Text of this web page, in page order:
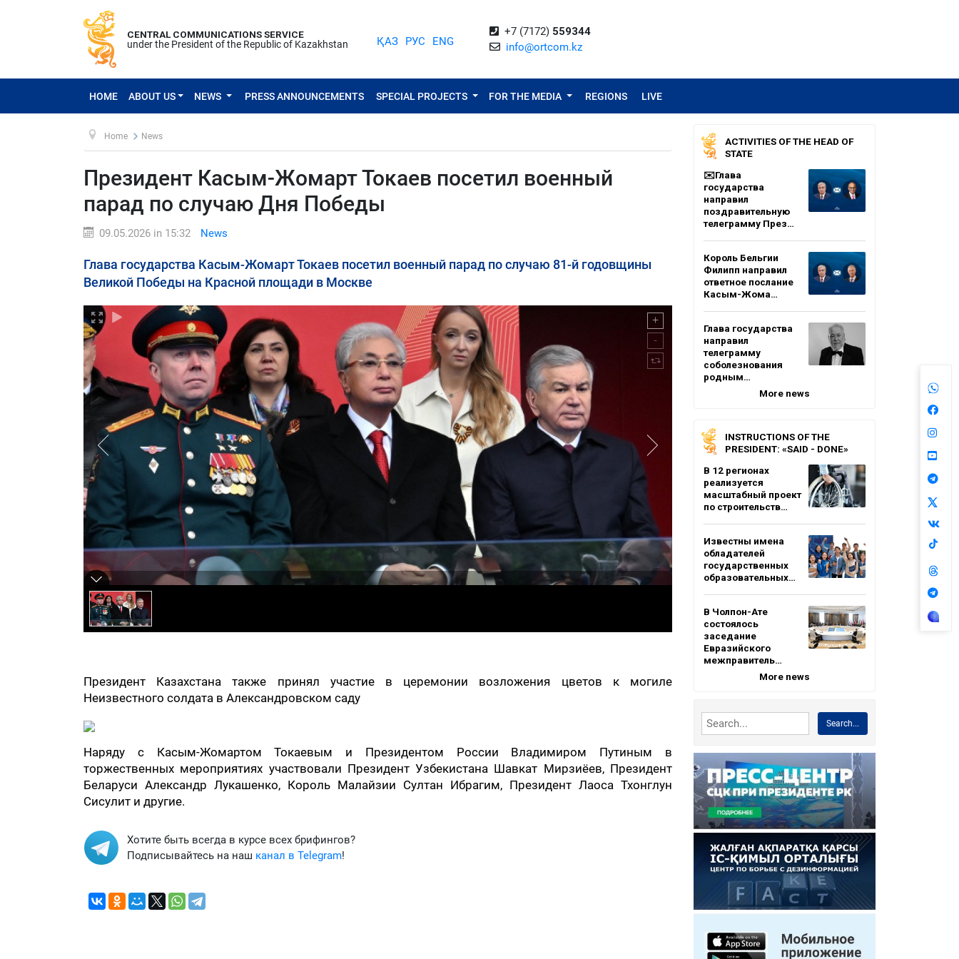
CENTRAL COMMUNICATIONS SERVICE
under the President of the Republic of Kazakhstan
ҚАЗ РУС ENG
+7 (7172) 559344
info@ortcom.kz
HOME ABOUT US NEWS PRESS ANNOUNCEMENTS SPECIAL PROJECTS FOR THE MEDIA REGIONS LIVE
Home News
Президент Касым-Жомарт Токаев посетил военный
парад по случаю Дня Победы
09.05.2026 in 15:32 News
Глава государства Касым-Жомарт Токаев посетил военный парад по случаю 81-й годовщины
Великой Победы на Красной площади в Москве
Президент Казахстана также принял участие в церемонии возложения цветов к могиле
Неизвестного солдата в Александровском саду
Наряду с Касым-Жомартом Токаевым и Президентом России Владимиром Путиным в
торжественных мероприятиях участвовали Президент Узбекистана Шавкат Мирзиёев, Президент
Беларуси Александр Лукашенко, Король Малайзии Султан Ибрагим, Президент Лаоса Тхонглун
Сисулит и другие.
Хотите быть всегда в курсе всех брифингов?
Подписывайтесь на наш канал в Telegram!
ACTIVITIES OF THE HEAD OF
STATE
✉️Глава
государства
направил
поздравительную
телеграмму През…
Король Бельгии
Филипп направил
ответное послание
Касым-Жома…
Глава государства
направил
телеграмму
соболезнования
родным…
More news
INSTRUCTIONS OF THE
PRESIDENT: «SAID - DONE»
В 12 регионах
реализуется
масштабный проект
по строительств…
Известны имена
обладателей
государственных
образовательных…
В Чолпон-Ате
состоялось
заседание
Евразийского
межправитель…
More news
Search...